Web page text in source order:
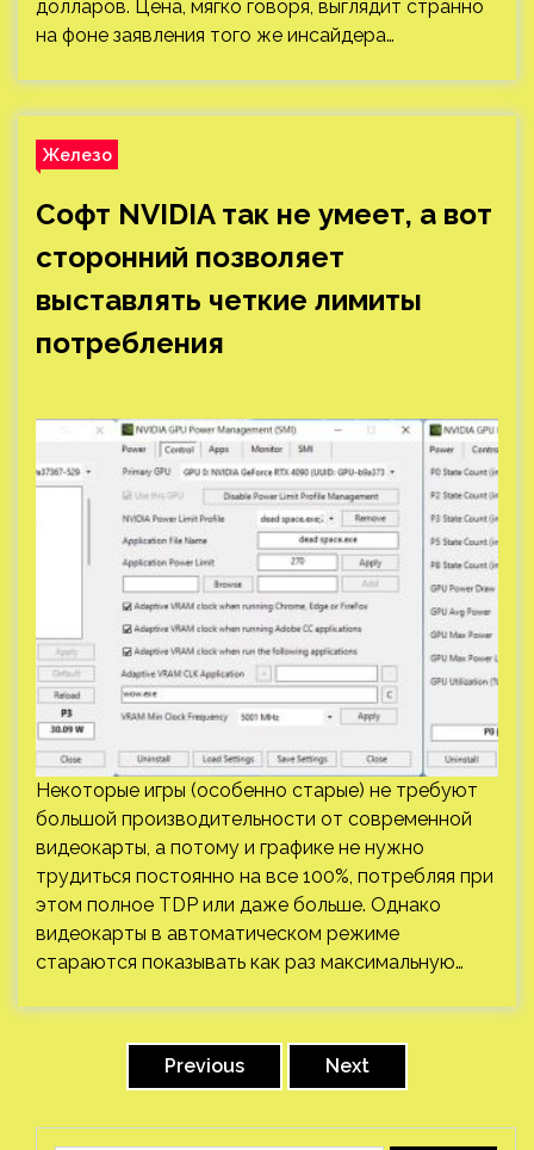
долларов. Цена, мягко говоря, выглядит странно
на фоне заявления того же инсайдера…
Железо
Софт NVIDIA так не умеет, а вот
сторонний позволяет
выставлять четкие лимиты
потребления
Некоторые игры (особенно старые) не требуют
большой производительности от современной
видеокарты, а потому и графике не нужно
трудиться постоянно на все 100%, потребляя при
этом полное TDP или даже больше. Однако
видеокарты в автоматическом режиме
стараются показывать как раз максимальную…
Пагинация
Previous Next